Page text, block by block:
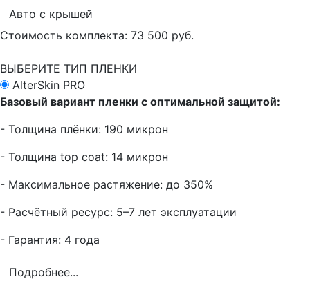
Авто с крышей
Стоимость комплекта: 73 500 руб.
ВЫБЕРИТЕ ТИП ПЛЕНКИ
AlterSkin PRO
Базовый вариант пленки с оптимальной защитой:
- Толщина плёнки: 190 микрон
- Толщина top coat: 14 микрон
- Максимальное растяжение: до 350%
- Расчётный ресурс: 5–7 лет эксплуатации
- Гарантия: 4 года
Подробнее...